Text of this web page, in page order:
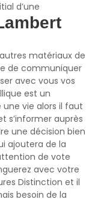
d’une
matériaux de
de communiquer
avec vous vos
est un
vie alors il faut
s’informer auprès
une décision bien
ajoutera de la
de vote
avec votre
Distinction et il
besoin de la